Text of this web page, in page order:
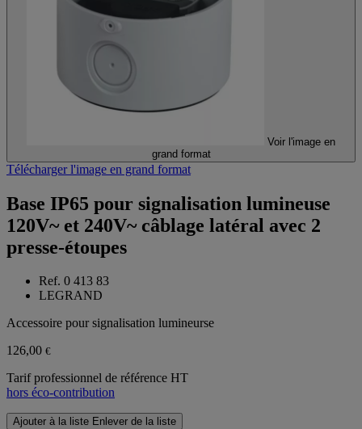
Voir l'image en
grand format
Télécharger l'image en grand format
Base IP65 pour signalisation lumineuse
120V~ et 240V~ câblage latéral avec 2
presse-étoupes
Ref. 0 413 83
LEGRAND
Accessoire pour signalisation lumineurse
126,00 €
Tarif professionnel de référence HT
hors éco-contribution
Ajouter à la liste Enlever de la liste